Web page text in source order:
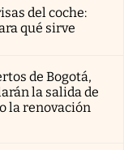
del coche:
qué sirve
de Bogotá,
la salida de
la renovación